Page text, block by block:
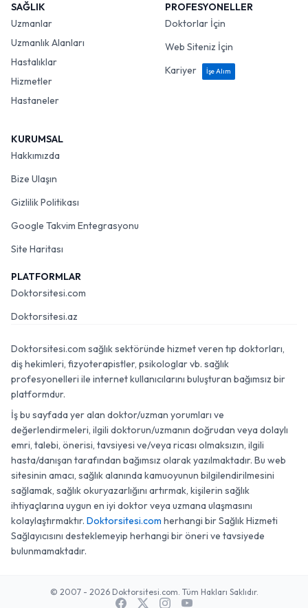
SAĞLIK
Uzmanlar
Uzmanlık Alanları
Hastalıklar
Hizmetler
Hastaneler
PROFESYONELLER
Doktorlar İçin
Web Siteniz İçin
Kariyer
İşe Alım
KURUMSAL
Hakkımızda
Bize Ulaşın
Gizlilik Politikası
Google Takvim Entegrasyonu
Site Haritası
PLATFORMLAR
Doktorsitesi.com
Doktorsitesi.az
Doktorsitesi.com sağlık sektöründe hizmet veren tıp doktorları,
diş hekimleri, fizyoterapistler, psikologlar vb. sağlık
profesyonelleri ile internet kullanıcılarını buluşturan bağımsız bir
platformdur.
İş bu sayfada yer alan doktor/uzman yorumları ve
değerlendirmeleri, ilgili doktorun/uzmanın doğrudan veya dolaylı
emri, talebi, önerisi, tavsiyesi ve/veya ricası olmaksızın, ilgili
hasta/danışan tarafından bağımsız olarak yazılmaktadır. Bu web
sitesinin amacı, sağlık alanında kamuoyunun bilgilendirilmesini
sağlamak, sağlık okuryazarlığını artırmak, kişilerin sağlık
ihtiyaçlarına uygun en iyi doktor veya uzmana ulaşmasını
kolaylaştırmaktır. Doktorsitesi.com herhangi bir Sağlık Hizmeti
Sağlayıcısını desteklemeyip herhangi bir öneri ve tavsiyede
bulunmamaktadır.
© 2007 - 2026 Doktorsitesi.com. Tüm Hakları Saklıdır.